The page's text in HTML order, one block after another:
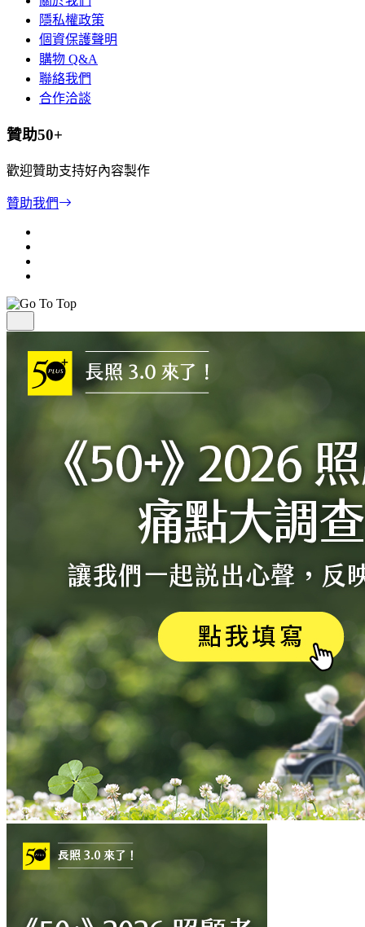
隱私權政策
個資保護聲明
購物 Q&A
聯絡我們
合作洽談
贊助50+
歡迎贊助支持好內容製作
贊助我們